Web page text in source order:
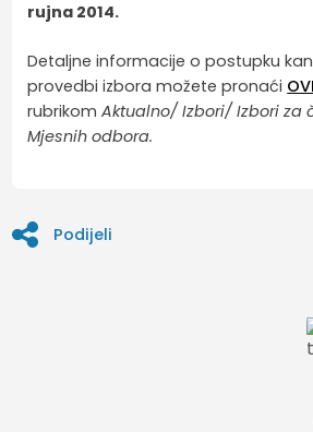
rujna 2014.
Detaljne informacije o postupku
provedbi izbora možete pronaći
rubrikomAktualno/ Izbori/ Izbori za
Mjesnih odbora.
Podijeli